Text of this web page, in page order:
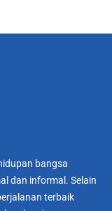
bangsa
dan informal. Selain
terbaik